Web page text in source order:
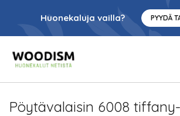
Huonekaluja vailla? PYYDÄ
Pöytävalaisin 6008